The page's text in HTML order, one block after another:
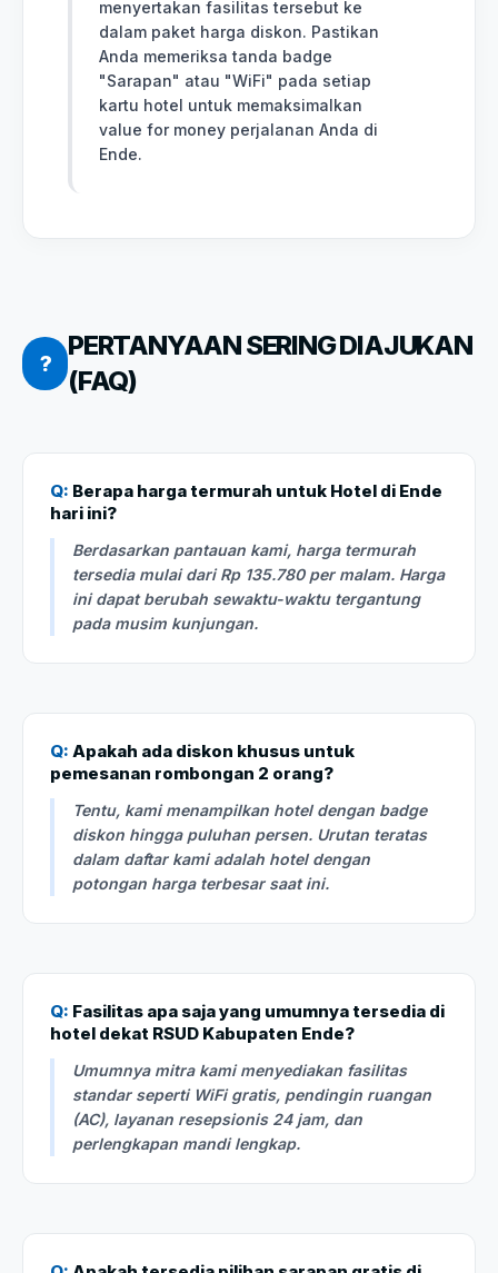
menyertakan fasilitas tersebut ke
dalam paket harga diskon. Pastikan
Anda memeriksa tanda badge
"Sarapan" atau "WiFi" pada setiap
kartu hotel untuk memaksimalkan
value for money perjalanan Anda di
Ende.
?
PERTANYAAN SERING DIAJUKAN
(FAQ)
Q: Berapa harga termurah untuk Hotel di Ende
hari ini?
Berdasarkan pantauan kami, harga termurah
tersedia mulai dari Rp 135.780 per malam. Harga
ini dapat berubah sewaktu-waktu tergantung
pada musim kunjungan.
Q: Apakah ada diskon khusus untuk
pemesanan rombongan 2 orang?
Tentu, kami menampilkan hotel dengan badge
diskon hingga puluhan persen. Urutan teratas
dalam daftar kami adalah hotel dengan
potongan harga terbesar saat ini.
Q: Fasilitas apa saja yang umumnya tersedia di
hotel dekat RSUD Kabupaten Ende?
Umumnya mitra kami menyediakan fasilitas
standar seperti WiFi gratis, pendingin ruangan
(AC), layanan resepsionis 24 jam, dan
perlengkapan mandi lengkap.